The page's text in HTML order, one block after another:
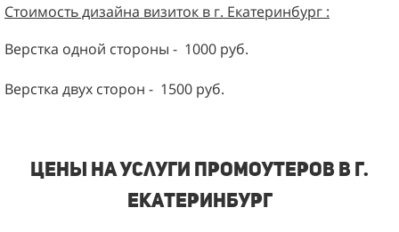
Стоимость дизайна визиток в г. Екатеринбург :
Верстка одной стороны - 1000 руб.
Верстка двух сторон - 1500 руб.
Цены на услуги промоутеров в г.
Екатеринбург